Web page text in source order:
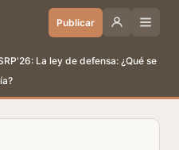
Publicar
La ley de defensa: ¿Qué se